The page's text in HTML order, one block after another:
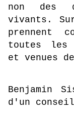
non des
vivants.
prennent
toutes les
et venues
Benjamin
d'un